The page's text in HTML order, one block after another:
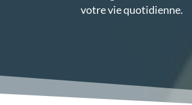
votre vie quotidienne.